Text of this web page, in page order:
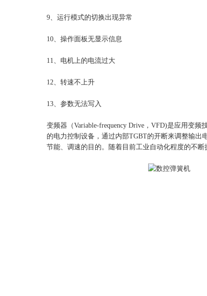
9、运行模式的切换出现异常
10、操作面板无显示信息
11、电机上的电流过大
12、转速不上升
13、参数无法写入
变频器（Variable-frequency Drive，VFD)是应用变
的电力控制设备，通过内部TGBT的开断来调整输出
节能、调速的目的。随着目前工业自动化程度的不